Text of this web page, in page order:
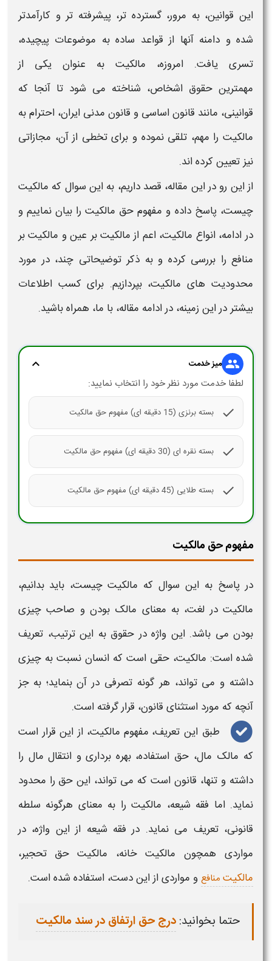
این قوانین، به مرور، گسترده تر، پیشرفته تر و کارآمدتر
شده و دامنه آنها از قواعد ساده به موضوعات پیچیده،
تسری یافت. امروزه، مالکیت به عنوان یکی از
مهمترین حقوق اشخاص، شناخته می شود تا آنجا که
قوانینی، مانند قانون اساسی و قانون مدنی ایران، احترام به
مالکیت را مهم، تلقی نموده و برای تخطی از آن، مجازاتی
نیز تعیین کرده اند.
از این رو در این مقاله، قصد داریم، به این سوال که مالکیت
چیست، پاسخ داده و مفهوم حق مالکیت را بیان نماییم و
در ادامه، انواع مالکیت، اعم ازمالکیتبر عین و مالکیتبر
منافع را بررسی کرده و به ذکر توضیحاتی چند، در مورد
محدودیت های مالکیت، بپردازیم. برای کسب اطلاعات
بیشتر در این زمینه، در ادامه مقاله، با ما، همراه باشید.
group میز خدمت expand_more
لطفا خدمت مورد نظر خود را انتخاب نمایید:
check بسته برنزی (15 دقیقه ای) مفهوم حق مالکیت
check بسته نقره ای (30 دقیقه ای) مفهوم حق مالکیت
check بسته طلایی (45 دقیقه ای) مفهوم حق مالکیت
مفهوم حق مالکیت
در پاسخ به این سوال که مالکیت چیست، باید بدانیم،
مالکیت در لغت، به معنای مالک بودن و صاحب چیزی
بودن می باشد. این واژه در حقوق به این ترتیب، تعریف
شده است: مالکیت، حقی است که انسان نسبت به چیزی
داشته و می تواند، هر گونه تصرفی در آن بنماید؛ به جز
آنچه که مورد استثنای قانون، قرار گرفته است.
طبق این تعریف، مفهوم مالکیت، از این قرار است
که مالک مال، حق استفاده، بهره برداری و انتقال مال را
داشته و تنها، قانون است که می تواند، این حق را محدود
نماید. اما فقه شیعه، مالکیت را به معنای هرگونه سلطه
قانونی، تعریف می نماید. در فقه شیعه از این واژه، در
مواردی همچون مالکیت خانه، مالکیت حق تحجیر،
مالکیت منافع و مواردی از این دست، استفاده شده است.
حتما بخوانید:درج حق ارتفاق در سند مالکیت